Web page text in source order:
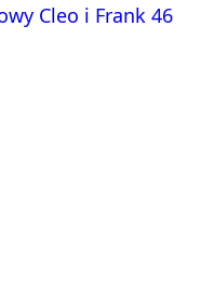
Cleo i Frank 46